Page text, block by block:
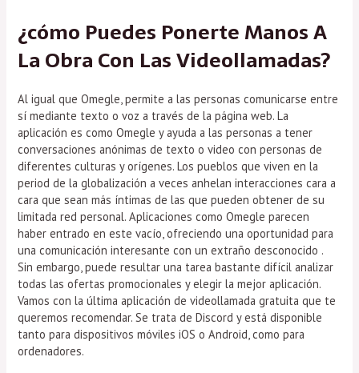
¿cómo Puedes Ponerte Manos A
La Obra Con Las Videollamadas?
Al igual que Omegle, permite a las personas comunicarse entre
sí mediante texto o voz a través de la página web. La
aplicación es como Omegle y ayuda a las personas a tener
conversaciones anónimas de texto o video con personas de
diferentes culturas y orígenes. Los pueblos que viven en la
period de la globalización a veces anhelan interacciones cara a
cara que sean más íntimas de las que pueden obtener de su
limitada red personal. Aplicaciones como Omegle parecen
haber entrado en este vacío, ofreciendo una oportunidad para
una comunicación interesante con un extraño desconocido .
Sin embargo, puede resultar una tarea bastante difícil analizar
todas las ofertas promocionales y elegir la mejor aplicación.
Vamos con la última aplicación de videollamada gratuita que te
queremos recomendar. Se trata de Discord y está disponible
tanto para dispositivos móviles iOS o Android, como para
ordenadores.